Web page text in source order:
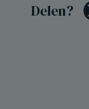
Delen?